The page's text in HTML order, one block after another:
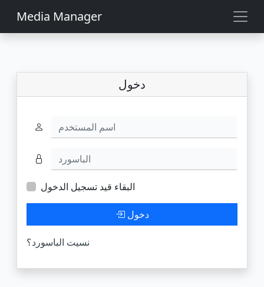
Media Manager
دخول
اسم المستخدم
الباسورد
البقاء قيد تسجيل الدخول
دخول
نسيت الباسورد؟